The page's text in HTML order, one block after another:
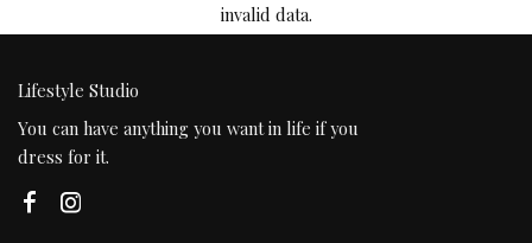
invalid data.
Lifestyle Studio
You can have anything you want in life if you
dress for it.